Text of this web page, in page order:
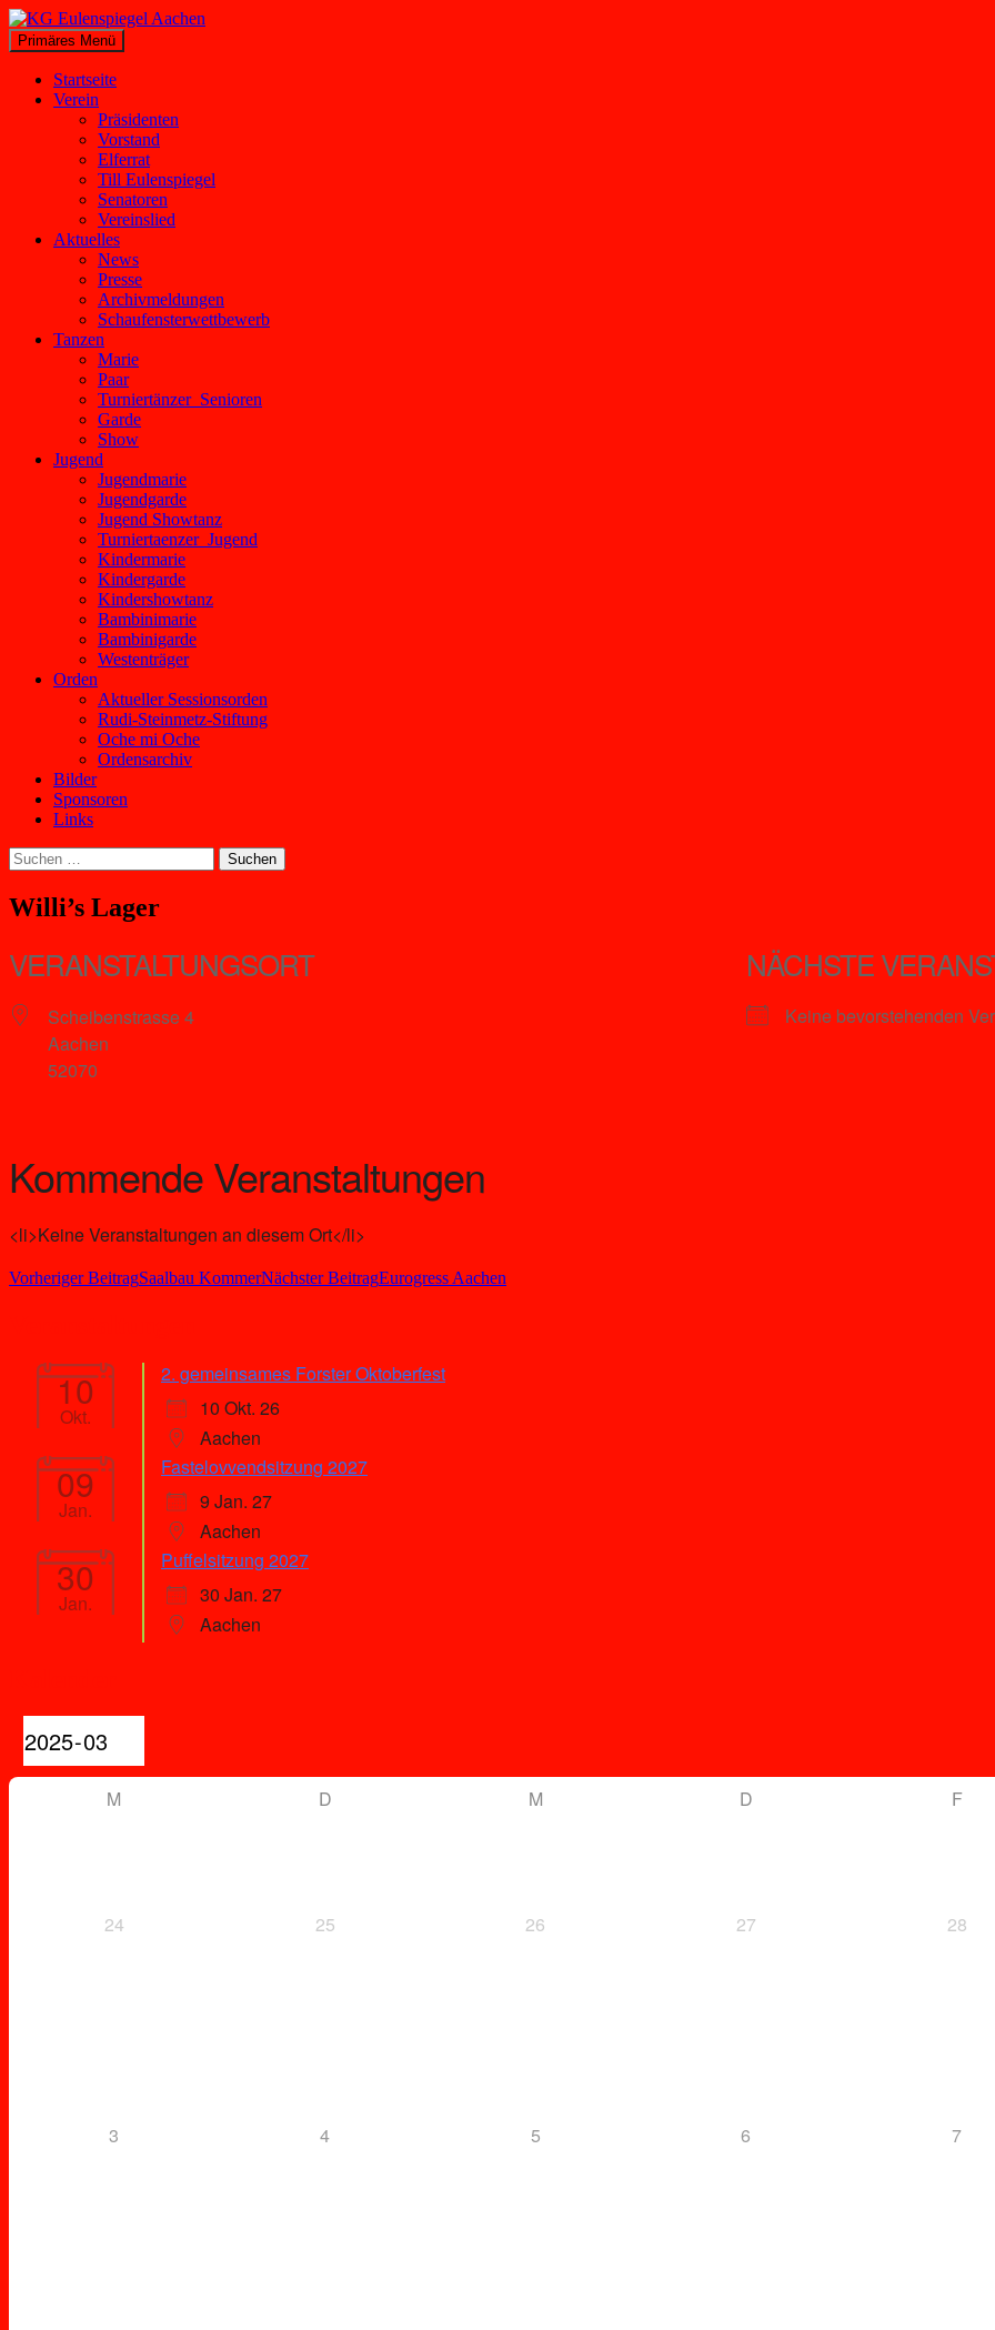
Zum
Inhalt
springen
KG Eulenspiegel Aachen
Suchen
Primäres Menü
Startseite
Verein
Präsidenten
Vorstand
Elferrat
Till Eulenspiegel
Senatoren
Vereinslied
Aktuelles
News
Presse
Archivmeldungen
Schaufensterwettbewerb
Tanzen
Marie
Paar
Turniertänzer_Senioren
Garde
Show
Jugend
Jugendmarie
Jugendgarde
Jugend Showtanz
Turniertaenzer_Jugend
Kindermarie
Kindergarde
Kindershowtanz
Bambinimarie
Bambinigarde
Westenträger
Orden
Aktueller Sessionsorden
Rudi-Steinmetz-Stiftung
Oche mi Oche
Ordensarchiv
Bilder
Sponsoren
Links
Suchen
nach:
Willi’s Lager
VERANSTALTUNGSORT
Scheibenstrasse 4
Aachen
52070
NÄCHSTE
Keine bevorstehenden
Kommende Veranstaltungen
<li>Keine Veranstaltungen an diesem Ort</li>
Beitragsnavigation
Vorheriger BeitragSaalbau KommerNächster BeitragEurogress Aachen
10
Okt.
2. gemeinsames Forster Oktoberfest
10 Okt. 26
Aachen
09
Jan.
Fastelovvendsitzung 2027
9 Jan. 27
Aachen
30
Jan.
Puffelsitzung 2027
30 Jan. 27
Aachen
M D M D F
24 25 26 27 28
3 4 5 6 7